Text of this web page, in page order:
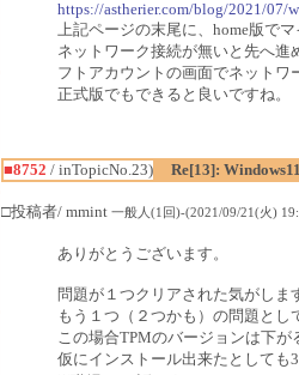
https://astherier.com/blog/2021/07/
上記ページの末尾に、home版で
ネットワーク接続が無いと先へ
フトアカウントの画面でネット
正式版でもできると良いですね。
■8752 / inTopicNo.23) Re[13]:
□投稿者/ mmint 一般人(1回)-(2021/09/21(火)
ありがとうございます。
問題が１つクリアされた気がしま
もう１つ（２つかも）の問題とし
この場合TPMのバージョンは下
仮にインストール出来たとして